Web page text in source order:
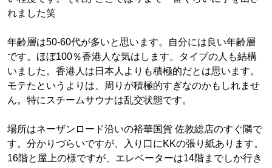
れました笑
年齢層は50-60代が多いと思います。自分には良い年齢層
です。ほぼ100％香港人な気はします。タイプの人も結構
いました。香港人は日本人よりも積極的だとは思います。
モテたというよりは、周りが積極的すぎなのかもしれませ
ん。特にスチームサウナは乱交状態です。
場所はネーザンロード沿いの裕華国貨 佐敦総店のすぐ隣で
す。分かりづらいですが、入り口にKKの張り紙あります。
16階と屋上の様ですが、エレベーターは14階までしか行き